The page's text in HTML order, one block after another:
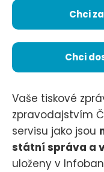
Chci
Chci
Vaše tiskové
zpravodajstvím
servisu jako jsou
státní správa a
uloženy v